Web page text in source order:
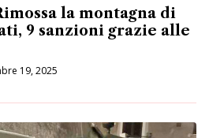
la montagna di
9 sanzioni grazie alle
19, 2025